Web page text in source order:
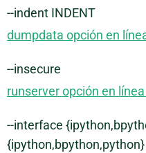
--indent INDENT
dumpdata opción en
--insecure
runserver opción en
--interface
{ipython,bpython,python}